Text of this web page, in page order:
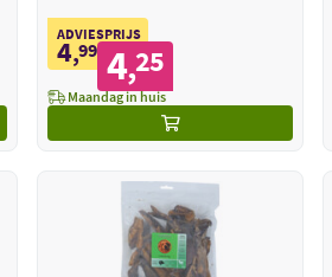
ADVIESPRIJS
4,99 4,25
Maandag in huis